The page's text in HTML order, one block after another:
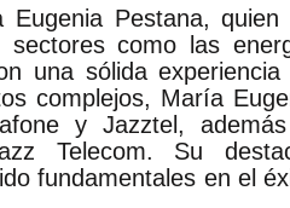
Pestana, quien
como las
una sólida
complejos, María
y Jazztel,
Telecom. Su
fundamentales en el